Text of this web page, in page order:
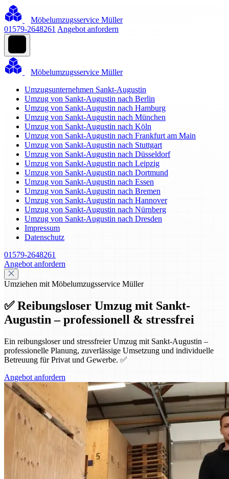
Möbelumzugsservice Müller
01579-2648261 Angebot anfordern
Möbelumzugsservice Müller
Umzugsunternehmen Sankt-Augustin
Umzug von Sankt-Augustin nach Berlin
Umzug von Sankt-Augustin nach Hamburg
Umzug von Sankt-Augustin nach München
Umzug von Sankt-Augustin nach Köln
Umzug von Sankt-Augustin nach Frankfurt am Main
Umzug von Sankt-Augustin nach Stuttgart
Umzug von Sankt-Augustin nach Düsseldorf
Umzug von Sankt-Augustin nach Leipzig
Umzug von Sankt-Augustin nach Dortmund
Umzug von Sankt-Augustin nach Essen
Umzug von Sankt-Augustin nach Bremen
Umzug von Sankt-Augustin nach Hannover
Umzug von Sankt-Augustin nach Nürnberg
Umzug von Sankt-Augustin nach Dresden
Impressum
Datenschutz
01579-2648261
Angebot anfordern
Umziehen mit Möbelumzugsservice Müller
✅ Reibungsloser Umzug mit Sankt-
Augustin – professionell & stressfrei
Ein reibungsloser und stressfreier Umzug mit Sankt-Augustin –
professionelle Planung, zuverlässige Umsetzung und individuelle
Betreuung für Privat und Gewerbe. ✅
Angebot anfordern